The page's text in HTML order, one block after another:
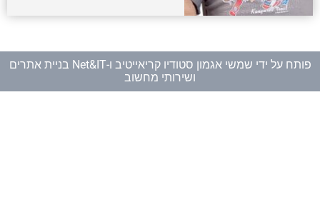
פותח על ידי שמשי אגמון סטודיו קריאייטיב ו-
Net&IT בניית אתרים
ושירותי מחשוב